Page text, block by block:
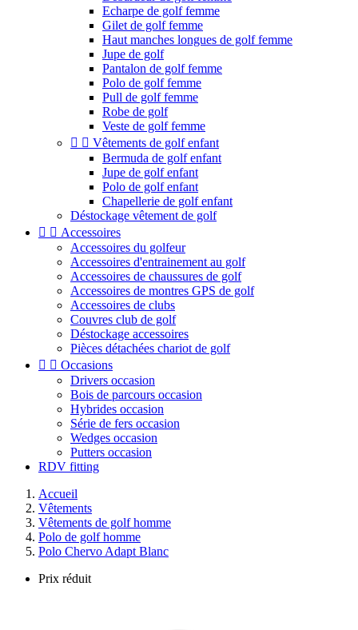
Echarpe de golf femme
Gilet de golf femme
Haut manches longues de golf femme
Jupe de golf
Pantalon de golf femme
Polo de golf femme
Pull de golf femme
Robe de golf
Veste de golf femme
  Vêtements de golf enfant
Bermuda de golf enfant
Jupe de golf enfant
Polo de golf enfant
Chapellerie de golf enfant
Déstockage vêtement de golf
  Accessoires
Accessoires du golfeur
Accessoires d'entrainement au golf
Accessoires de chaussures de golf
Accessoires de montres GPS de golf
Accessoires de clubs
Couvres club de golf
Déstockage accessoires
Pièces détachées chariot de golf
  Occasions
Drivers occasion
Bois de parcours occasion
Hybrides occasion
Série de fers occasion
Wedges occasion
Putters occasion
RDV fitting
Accueil
Vêtements
Vêtements de golf homme
Polo de golf homme
Polo Chervo Adapt Blanc
Prix réduit